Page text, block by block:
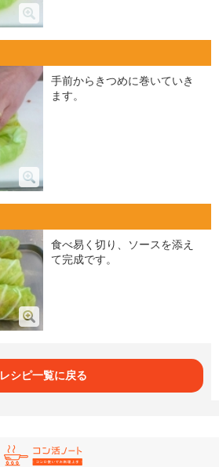
手前からきつめに巻いていき
ます。
食べ易く切り、ソースを添え
て完成です。
レシピ一覧に戻る